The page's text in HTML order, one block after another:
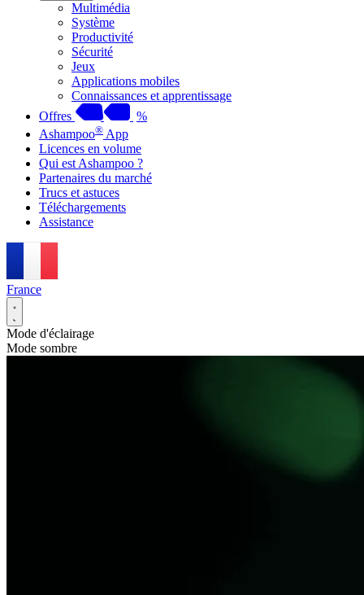
Multimédia
Système
Productivité
Sécurité
Jeux
Applications mobiles
Connaissances et apprentissage
Offres
%
Ashampoo® App
Licences en volume
Qui est Ashampoo ?
Partenaires du marché
Trucs et astuces
Téléchargements
Assistance
France
Mode d'éclairage
Mode sombre